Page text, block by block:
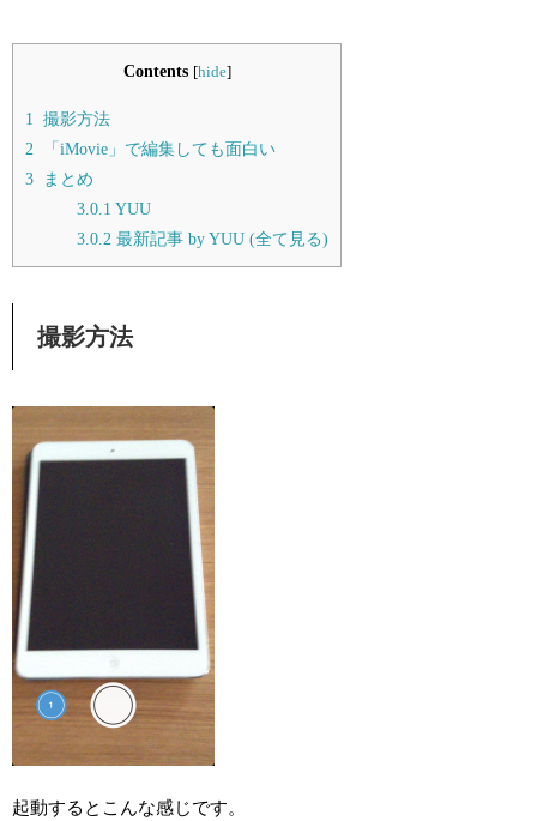
Contents [hide]
1
撮影方法
2 「iMovie」で編集しても面白い
3 まとめ
3.0.1 YUU
3.0.2 最新記事 by YUU (全て見る)
撮影方法
起動するとこんな感じです。